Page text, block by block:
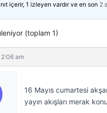
içerir, 1 izleyen vardır ve en son 2
(toplam 1)
am
16 Mayıs cumartesi
yayın akışları merak